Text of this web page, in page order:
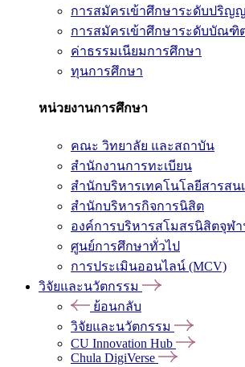
การสมัครเข้าศึกษาระดับปริ
การสมัครเข้าศึกษาระดับบัณฑิ
ค่าธรรมเนียมการศึกษา
ทุนการศึกษา
หน่วยงานการศึกษา
คณะ วิทยาลัย และสถาบัน
สำนักงานการทะเบียน
สำนักบริหารเทคโนโลยีสารสน
สำนักบริหารกิจการนิสิต
องค์การบริหารสโมสรนิสิตจุฬา
ศูนย์การศึกษาทั่วไป
การประเมินออนไลน์ (MCV)
วิจัยและนวัตกรรม
ย้อนกลับ
วิจัยและนวัตกรรม
CU Innovation Hub
Chula DigiVerse